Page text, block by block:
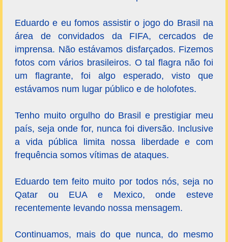
Eduardo e eu fomos assistir o jogo do Brasil na
área de convidados da FIFA, cercados de
imprensa. Não estávamos disfarçados. Fizemos
fotos com vários brasileiros. O tal flagra não foi
um flagrante, foi algo esperado, visto que
estávamos num lugar público e de holofotes.
Tenho muito orgulho do Brasil e prestigiar meu
país, seja onde for, nunca foi diversão. Inclusive
a vida pública limita nossa liberdade e com
frequência somos vítimas de ataques.
Eduardo tem feito muito por todos nós, seja no
Qatar ou EUA e Mexico, onde esteve
recentemente levando nossa mensagem.
Continuamos, mais do que nunca, do mesmo